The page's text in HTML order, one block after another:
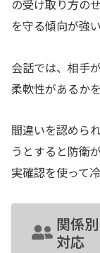
の受け取り方の
を守る傾向が強
会話では、相手
柔軟性があるか
間違いを認めら
うとすると防衛
実確認を使って
関係
対応